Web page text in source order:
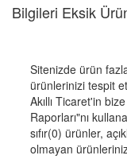
Bilgileri Eksik
Sitenizde ürün
ürünlerinizi tespit
Akıllı Ticaret'in
Raporları"nı
sıfır(0) ürünler,
olmayan